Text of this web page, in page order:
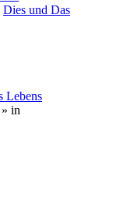
Dies und Das
Lebens
in